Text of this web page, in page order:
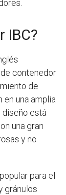
IBC?
contenedor
de
en una amplia
diseño está
una gran
y no
para el
gránulos